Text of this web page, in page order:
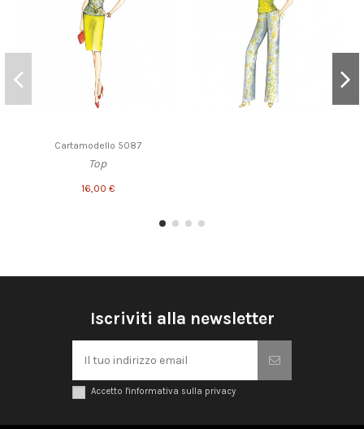
Cartamodello 5087
Top
16,00 €
Iscriviti alla newsletter
Accetto l'informativa sulla privacy